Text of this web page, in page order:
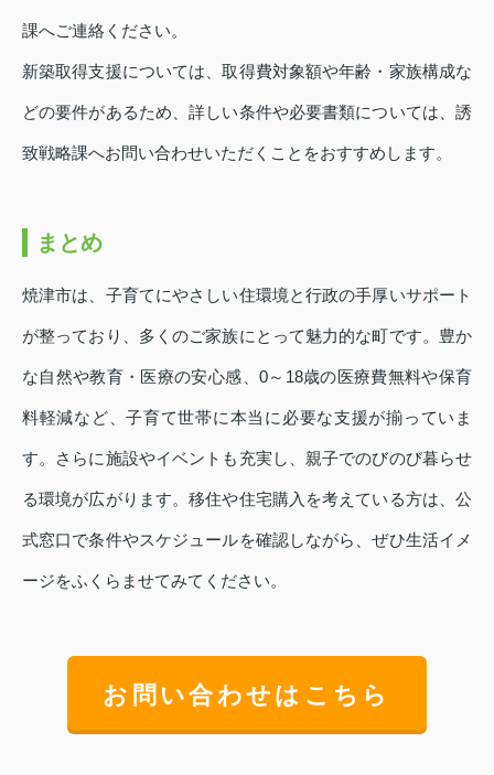
課へご連絡ください。
新築取得支援については、取得費対象額や年齢・家族構成な
どの要件があるため、詳しい条件や必要書類については、誘
致戦略課へお問い合わせいただくことをおすすめします。
まとめ
焼津市は、子育てにやさしい住環境と行政の手厚いサポート
が整っており、多くのご家族にとって魅力的な町です。豊か
な自然や教育・医療の安心感、0～18歳の医療費無料や保育
料軽減など、子育て世帯に本当に必要な支援が揃っていま
す。さらに施設やイベントも充実し、親子でのびのび暮らせ
る環境が広がります。移住や住宅購入を考えている方は、公
式窓口で条件やスケジュールを確認しながら、ぜひ生活イメ
ージをふくらませてみてください。
お問い合わせはこちら